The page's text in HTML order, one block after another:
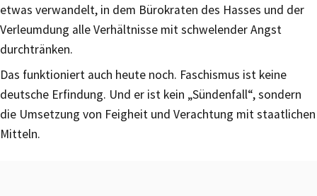
etwas verwandelt, in dem Bürokraten des Hasses und der
Verleumdung alle Verhältnisse mit schwelender Angst
durchtränken.
Das funktioniert auch heute noch. Faschismus ist keine
deutsche Erfindung. Und er ist kein „Sündenfall“, sondern
die Umsetzung von Feigheit und Verachtung mit staatlichen
Mitteln.